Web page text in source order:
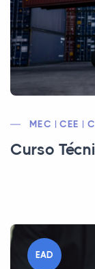
MEC | CEE |
Curso
EAD